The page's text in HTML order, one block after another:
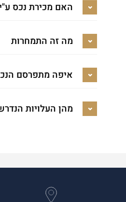
האם מכירת נכס
מה זה התמחרות
איפה מתפרסם
מהן העלויות